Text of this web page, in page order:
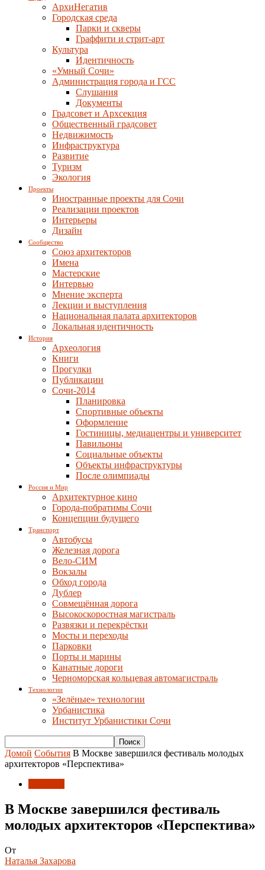
АрхиНегатив
Городская среда
Парки и скверы
Граффити и стрит-арт
Культура
Идентичность
«Умный Сочи»
Администрация города и ГСС
Слушания
Документы
Градсовет и Архсекция
Общественный градсовет
Недвижимость
Инфраструктура
Развитие
Туризм
Экология
Проекты
Иностранные проекты для Сочи
Реализации проектов
Интерьеры
Дизайн
Сообщество
Союз архитекторов
Имена
Мастерские
Интервью
Мнение эксперта
Лекции и выступления
Национальная палата архитекторов
Локальная идентичность
История
Археология
Книги
Прогулки
Публикации
Сочи-2014
Планировка
Спортивные объекты
Оформление
Гостиницы, медиацентры и университет
Павильоны
Социальные объекты
Объекты инфраструктуры
После олимпиады
Россия и Мир
Архитектурное кино
Города-побратимы Сочи
Концепции будущего
Транспорт
Автобусы
Железная дорога
Вело-СИМ
Вокзалы
Обход города
Дублер
Совмещённая дорога
Высокоскоростная магистраль
Развязки и перекрёстки
Мосты и переходы
Парковки
Порты и марины
Канатные дороги
Черноморская кольцевая автомагистраль
Технологии
«Зелёные» технологии
Урбанистика
Институт Урбанистики Сочи
Домой События В Москве завершился фестиваль молодых
архитекторов «Перспектива»
В Москве завершился фестиваль
молодых архитекторов «Перспектива»
От
Наталья Захарова